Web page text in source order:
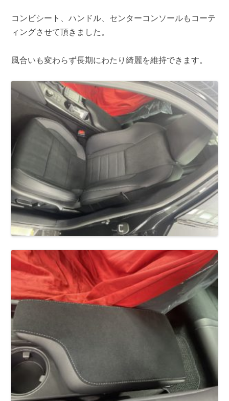
コンビシート、ハンドル、センターコンソールもコーテ
ィングさせて頂きました。
風合いも変わらず長期にわたり綺麗を維持できます。